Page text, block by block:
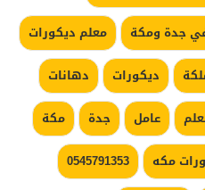
جدة ومكة
معلم ديكورات
ديكورات
دهانات
عامل جدة
مكة
مكه
0545791353